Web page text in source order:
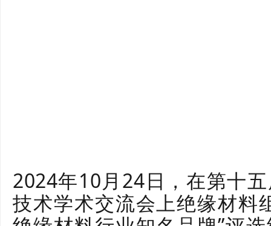
2024年10月24日，在第十
技术学术交流会上绝缘材料